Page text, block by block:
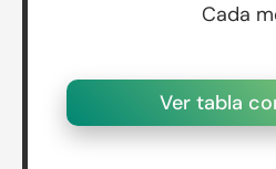
Cada
Ver tabla